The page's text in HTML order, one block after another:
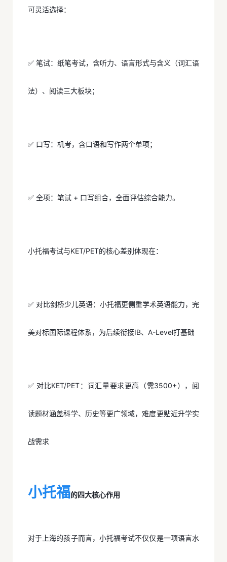
可灵活选择：
✅ 笔试：纸笔考试，含听力、语言形式与含义（词汇语
法）、阅读三大板块；
✅ 口写：机考，含口语和写作两个单项；
✅ 全项：笔试 + 口写组合，全面评估综合能力。
小托福考试与KET/PET的核心差别体现在：
✅ 对比剑桥少儿英语：小托福更侧重学术英语能力，完
美对标国际课程体系，为后续衔接IB、A-Level打基础
✅ 对比KET/PET：词汇量要求更高（需3500+），阅
读题材涵盖科学、历史等更广领域，难度更贴近升学实
战需求
小托福的四大核心作用
对于上海的孩子而言，小托福考试不仅仅是一项语言水